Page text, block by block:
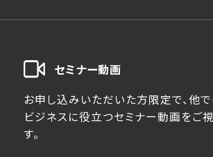
セミナー動画
お申し込みいただいた方限定で、他で
ビジネスに役立つセミナー動画をご
す。